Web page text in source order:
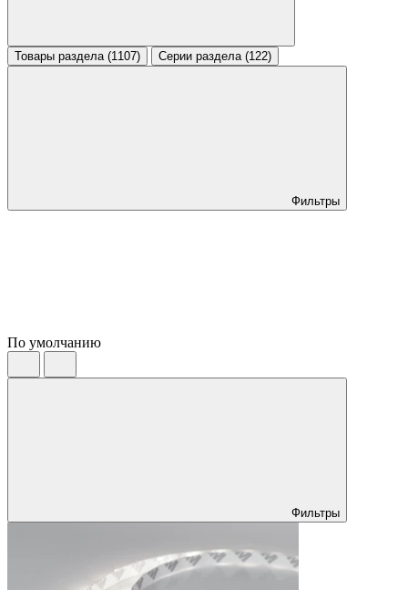
Товары раздела (1107) Серии раздела (122)
Фильтры
По умолчанию
Фильтры